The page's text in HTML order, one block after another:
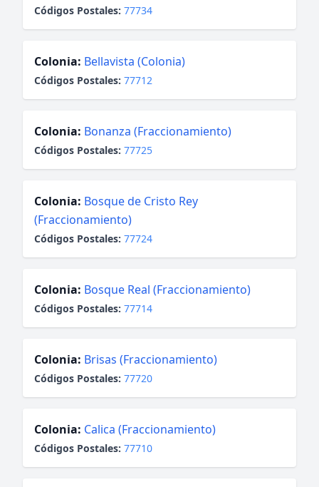
Códigos Postales: 77734
Colonia: Bellavista (Colonia)
Códigos Postales: 77712
Colonia: Bonanza (Fraccionamiento)
Códigos Postales: 77725
Colonia: Bosque de Cristo Rey
(Fraccionamiento)
Códigos Postales: 77724
Colonia: Bosque Real (Fraccionamiento)
Códigos Postales: 77714
Colonia: Brisas (Fraccionamiento)
Códigos Postales: 77720
Colonia: Calica (Fraccionamiento)
Códigos Postales: 77710